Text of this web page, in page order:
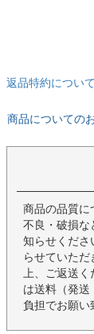
返品特約について
商品についての
商品の品質
不良・破損な
知らせくださ
らせていた
上、ご返送
は送料（発
負担でお願い